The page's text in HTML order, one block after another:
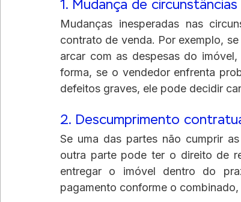
1. Mudança de circunstâncias
Mudanças inesperadas nas
contrato de venda. Por exemplo,
arcar com as despesas do
forma, se o vendedor enfrenta
defeitos graves, ele pode decidir
2. Descumprimento
Se uma das partes não cumprir
outra parte pode ter o direito de
entregar o imóvel dentro do
pagamento conforme o